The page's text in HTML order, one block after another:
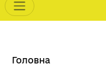
Main
Рядок
Головна